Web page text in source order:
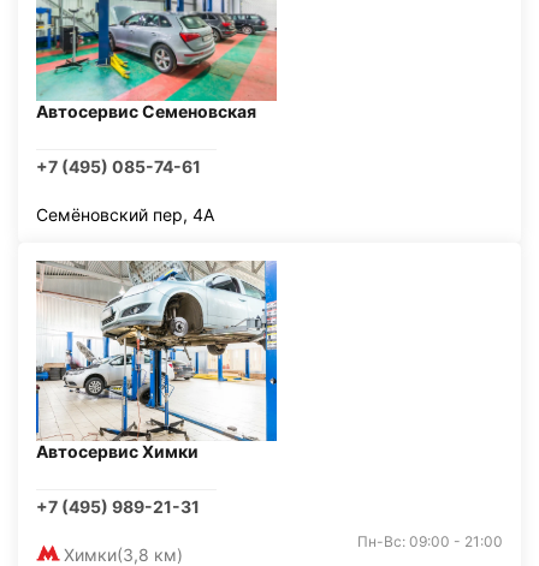
Автосервис Семеновская
+7 (495) 085-74-61
Семёновский пер, 4А
Автосервис Химки
+7 (495) 989-21-31
Химки(3,8 км)
Пн-Вс: 09:00 - 21:00